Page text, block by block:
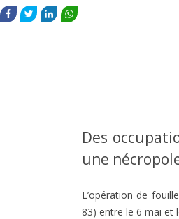
FACEBOOK
TWITTERLINKEDIN
Des
une
L’opération de
83) entre le 6 mai et